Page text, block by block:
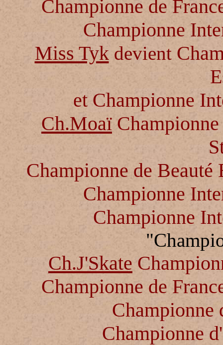
Championne de
Championne
Miss Tyk devient
et Championne
Ch.Moaï
Championne de
Championne
Championne
Ch.J'Skate
Championne de
Championne
Championne